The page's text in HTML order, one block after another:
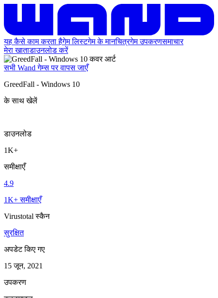
यह कैसे काम करता हैगेम लिस्टगेम के मानचित्रगेम उपकरणसमाचार
मेरा खाताडाउनलोड करें
सभी Wand गेम्स पर वापस जाएँ
GreedFall - Windows 10
के साथ खेलें
डाउनलोड
1K+
समीक्षाएँ
4.9
1K+ समीक्षाएँ
Virustotal स्कैन
सुरक्षित
अपडेट किए गए
15 जून, 2021
उपकरण